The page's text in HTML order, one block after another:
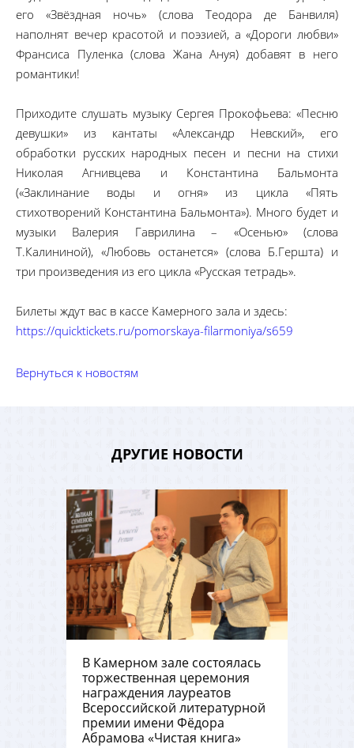
его «Звёздная ночь» (слова Теодора де Банвиля)
наполнят вечер красотой и поэзией, а «Дороги любви»
Франсиса Пуленка (слова Жана Ануя) добавят в него
романтики!
Приходите слушать музыку Сергея Прокофьева: «Песню
девушки» из кантаты «Александр Невский», его
обработки русских народных песен и песни на стихи
Николая Агнивцева и Константина Бальмонта
(«Заклинание воды и огня» из цикла «Пять
стихотворений Константина Бальмонта»). Много будет и
музыки Валерия Гаврилина – «Осенью» (слова
Т.Калининой), «Любовь останется» (слова Б.Гершта) и
три произведения из его цикла «Русская тетрадь».
Билеты ждут вас в кассе Камерного зала и здесь:
https://quicktickets.ru/pomorskaya-filarmoniya/s659
Вернуться к новостям
ДРУГИЕ НОВОСТИ
В Камерном зале состоялась
торжественная церемония
награждения лауреатов
Всероссийской литературной
премии имени Фёдора
Абрамова «Чистая книга»